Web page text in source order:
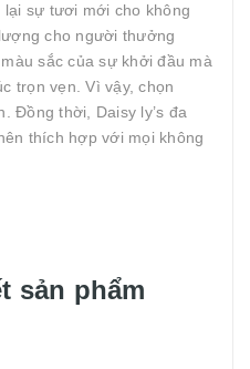
lại sự tươi mới cho không
cho người thưởng
sắc của sự khởi đầu mà
trọn vẹn. Vì vậy, chọn
Đồng thời, Daisy ly’s đa
thích hợp với mọi không
sản phẩm